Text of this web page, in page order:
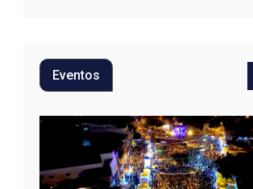
Eventos